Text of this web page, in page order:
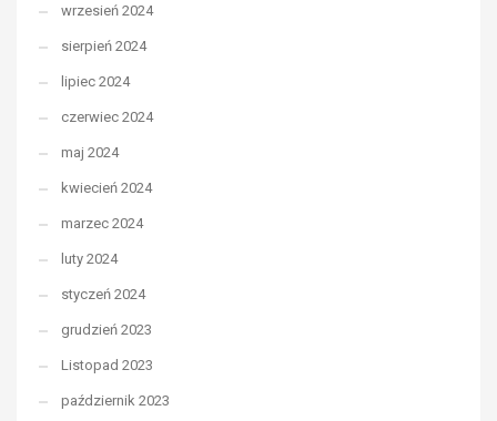
wrzesień 2024
sierpień 2024
lipiec 2024
czerwiec 2024
maj 2024
kwiecień 2024
marzec 2024
luty 2024
styczeń 2024
grudzień 2023
Listopad 2023
październik 2023